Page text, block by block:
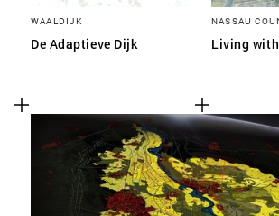
WAALDIJK
De Adaptieve Dijk
NASSAU
Living